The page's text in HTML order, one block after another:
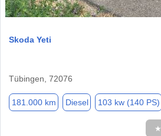
Skoda Yeti
Tübingen, 72076
181.000 km Diesel 103 kw (140 PS)
★